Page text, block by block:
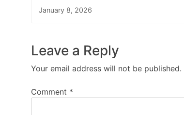
January 8, 2026
Leave a Reply
Your email address will not be published.
Comment *